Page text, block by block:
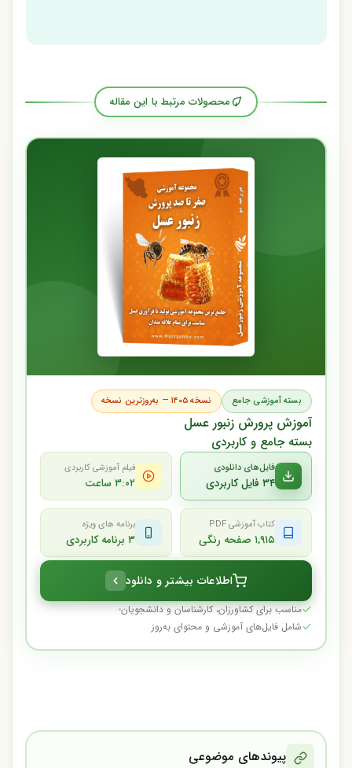
محصولات مرتبط با این مقاله
بسته آموزشی جامع نسخه ۱۴۰۵ — به‌روزترین نسخه
آموزش پرورش زنبور عسل
بسته جامع و کاربردی
فایل‌های دانلودی
۳۴ فایل کاربردی
فیلم آموزشی کاربردی
۳:۰۲ ساعت
کتاب آموزشی PDF
۱,۹۱۵ صفحه رنگی
برنامه های ویژه
۳ برنامه کاربردی
اطلاعات بیشتر و دانلود
مناسب برای کشاورزان، کارشناسان و دانشجویان
شامل فایل‌های آموزشی و محتوای به‌روز
پیوندهای موضوعی